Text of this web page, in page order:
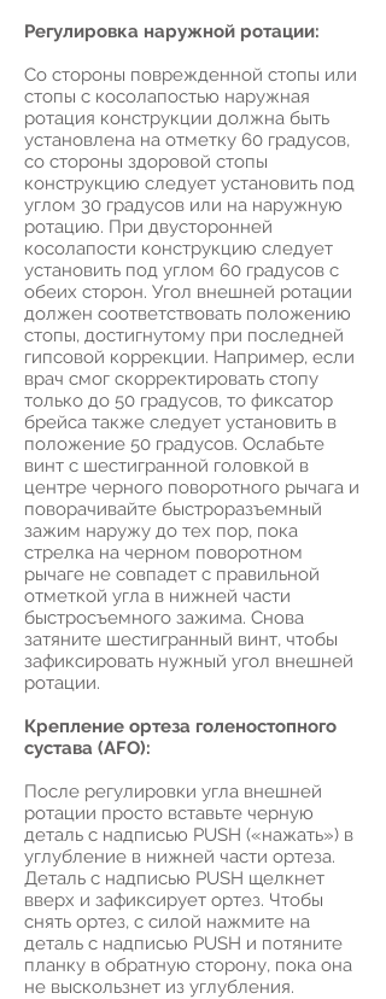
Регулировка наружной ротации:
Со стороны поврежденной стопы или
стопы с косолапостью наружная
ротация конструкции должна быть
установлена на отметку 60 градусов,
со стороны здоровой стопы
конструкцию следует установить под
углом 30 градусов или на наружную
ротацию. При двусторонней
косолапости конструкцию следует
установить под углом 60 градусов с
обеих сторон. Угол внешней ротации
должен соответствовать положению
стопы, достигнутому при последней
гипсовой коррекции. Например, если
врач смог скорректировать стопу
только до 50 градусов, то фиксатор
брейса также следует установить в
положение 50 градусов. Ослабьте
винт с шестигранной головкой в
центре черного поворотного рычага и
поворачивайте быстроразъемный
зажим наружу до тех пор, пока
стрелка на черном поворотном
рычаге не совпадет с правильной
отметкой угла в нижней части
быстросъемного зажима. Снова
затяните шестигранный винт, чтобы
зафиксировать нужный угол внешней
ротации.
Крепление ортеза голеностопного
сустава (AFO):
После регулировки угла внешней
ротации просто вставьте черную
деталь с надписью PUSH («нажать») в
углубление в нижней части ортеза.
Деталь с надписью PUSH щелкнет
вверх и зафиксирует ортез. Чтобы
снять ортез, с силой нажмите на
деталь с надписью PUSH и потяните
планку в обратную сторону, пока она
не выскользнет из углубления.